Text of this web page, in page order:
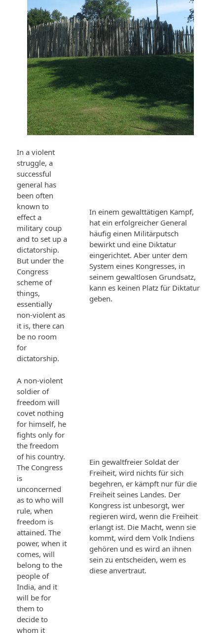
In a violent
struggle, a
successful
general has
been often
known to
effect a
military coup
and to set up a
dictatorship.
But under the
Congress
scheme of
things,
essentially
non-violent as
it is, there can
be no room
for
dictatorship.
In einem gewalttätigen Kampf,
hat ein erfolgreicher General
häufig einen Militärputsch
bewirkt und eine Diktatur
eingerichtet. Aber unter dem
System eines Kongresses, in
seinem gewaltlosen Grundsatz,
kann es keinen Platz für Diktatur
geben.
A non-violent
soldier of
freedom will
covet nothing
for himself, he
fights only for
the freedom
of his country.
The Congress
is
unconcerned
as to who will
rule, when
freedom is
attained. The
power, when it
comes, will
belong to the
people of
India, and it
will be for
them to
decide to
whom it
Ein gewaltfreier Soldat der
Freiheit, wird nichts für sich
begehren, er kämpft nur für die
Freiheit seines Landes. Der
Kongress ist unbesorgt, wer
regieren wird, wenn die Freiheit
erlangt ist. Die Macht, wenn sie
kommt, wird dem Volk Indiens
gehören und es wird an ihnen
sein zu entscheiden, wem es
diese anvertraut.